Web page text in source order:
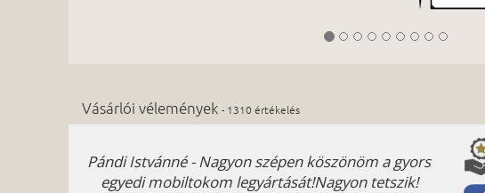
Vásárlói vélemények- 1310 értékelés
Pándi Istvánné - Nagyon szépen köszönöm a gyors
egyedi mobiltokom legyártását!Nagyon tetszik!